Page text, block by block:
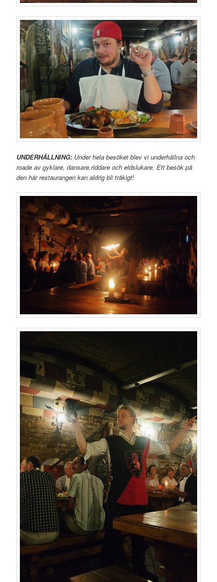
UNDERHÅLLNING: Under hela besöket blev vi underhållna och
roade av gyklare, dansare,riddare och eldslukare. Ett besök på
den här restaurangen kan aldrig bli tråkigt!